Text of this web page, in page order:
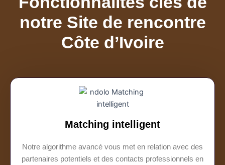
notre Site de rencontre
Côte d’Ivoire
Matching intelligent
Notre algorithme avancé vous met en relation avec des
partenaires potentiels et des contacts professionnels en